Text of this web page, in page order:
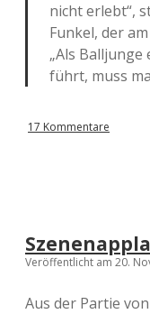
nicht erlebt“,
Funkel, der
„Als
führt, muss
17 Kommentare
Veröffentlicht am 20.
Aus der Partie